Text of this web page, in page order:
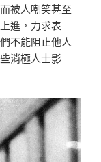
被人嘲笑甚至
進，力求表
不能阻止他人
消極人士影